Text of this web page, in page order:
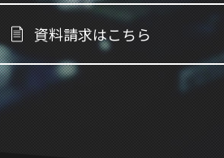
資料請求はこちら